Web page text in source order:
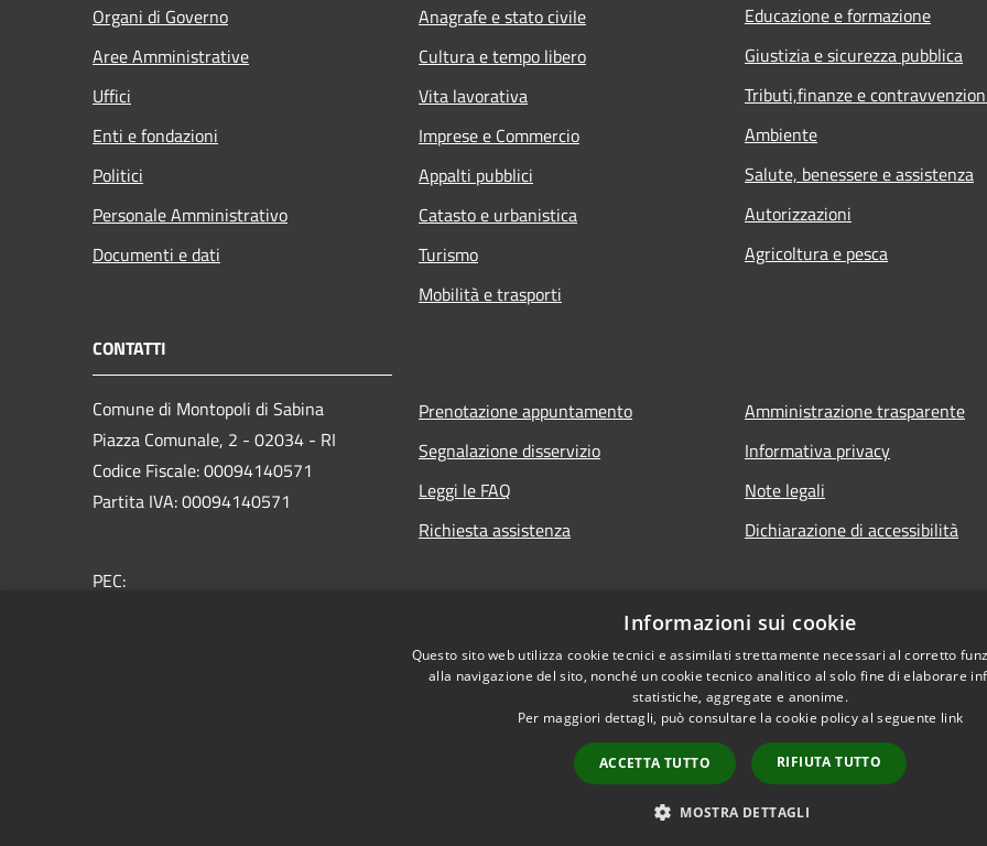
Organi di Governo
Aree Amministrative
Uffici
Enti e fondazioni
Politici
Personale Amministrativo
Documenti e dati
Anagrafe e stato civile
Cultura e tempo libero
Vita lavorativa
Imprese e Commercio
Appalti pubblici
Catasto e urbanistica
Turismo
Mobilità e trasporti
Educazione e formazione
Giustizia e sicurezza pubblica
Tributi,finanze e
Ambiente
Salute, benessere e assistenza
Autorizzazioni
Agricoltura e pesca
CONTATTI
Comune di Montopoli di Sabina
Piazza Comunale, 2 - 02034 - RI
Codice Fiscale: 00094140571
Partita IVA: 00094140571
PEC:
Prenotazione appuntamento
Segnalazione disservizio
Leggi le FAQ
Richiesta assistenza
Amministrazione trasparente
Informativa privacy
Note legali
Dichiarazione di accessibilità
Copyright © 2026 • Comune
Informazioni sui cookie
Questo sito web utilizza cookie tecnici e assimilati strettamente necessari al corretto
alla navigazione del sito, nonché un cookie tecnico analitico al solo fine di elaborare
statistiche, aggregate e anonime.
Per maggiori dettagli, può consultare la cookie policy al seguente link
ACCETTA TUTTO RIFIUTA TUTTO
MOSTRA DETTAGLI